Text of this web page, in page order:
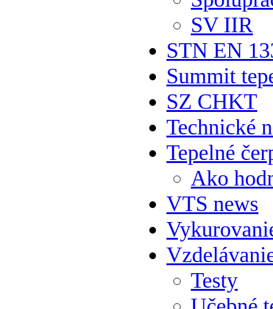
SV IIR
STN EN
Summit
SZ CHKT
Technické
Tepelné
Ako
VTS news
Testy